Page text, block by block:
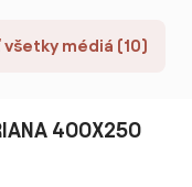
médiá (10)
400X250